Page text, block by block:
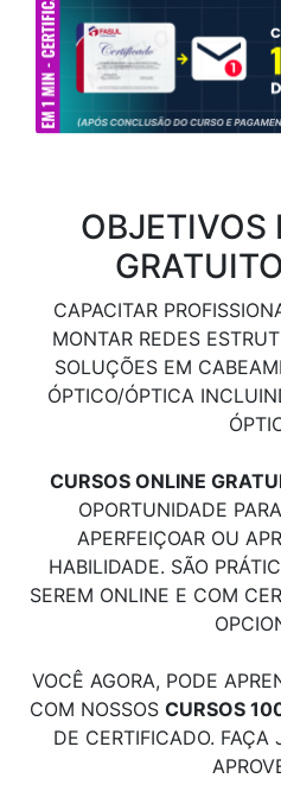
OBJETIVOS
CAPACITAR
MONTAR REDES
SOLUÇÕES EM
ÓPTICO/ÓPTICA
CURSOS ONLINE
OPORTUNIDADE
APERFEIÇOAR OU
HABILIDADE. SÃO
SEREM ONLINE E COM
VOCÊ AGORA, PODE
COM NOSSOS CURSOS
DE CERTIFICADO.